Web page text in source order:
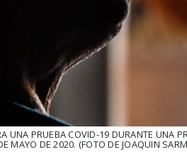
PRUEBA COVID-19 DURANTE UNA
MAYO DE 2020. (FOTO DE JOAQUIN